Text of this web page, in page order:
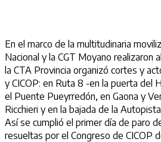
En el marco de la multitudinaria
Nacional y la CGT Moyano realizaron
la CTA Provincia organizó cortes y
y CICOP: en Ruta 8 -en la puerta del
el Puente Pueyrredón, en Gaona y
Ricchieri y en la bajada de la
Así se cumplió el primer día de paro
resueltas por el Congreso de CICOP